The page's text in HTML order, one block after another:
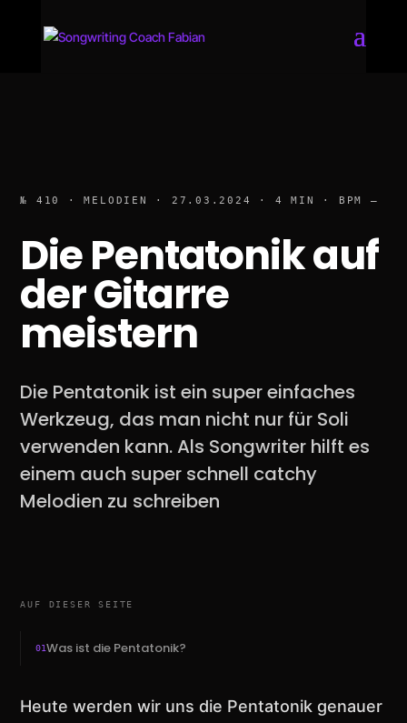
№ 410 · MELODIEN · 27.03.2024 · 4 MIN · BPM —
Die Pentatonik auf
der Gitarre
meistern
Die Pentatonik ist ein super einfaches
Werkzeug, das man nicht nur für Soli
verwenden kann. Als Songwriter hilft es
einem auch super schnell catchy
Melodien zu schreiben
AUF DIESER SEITE
01Was ist die Pentatonik?
Heute werden wir uns die Pentatonik genauer